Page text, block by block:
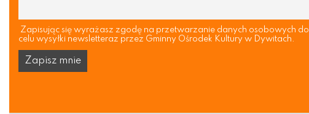
Zapisując się wyrażasz zgodę na przetwarzanie danych osobowych do
celu wysyłki newsletteraz przez Gminny Ośrodek Kultury w Dywitach.